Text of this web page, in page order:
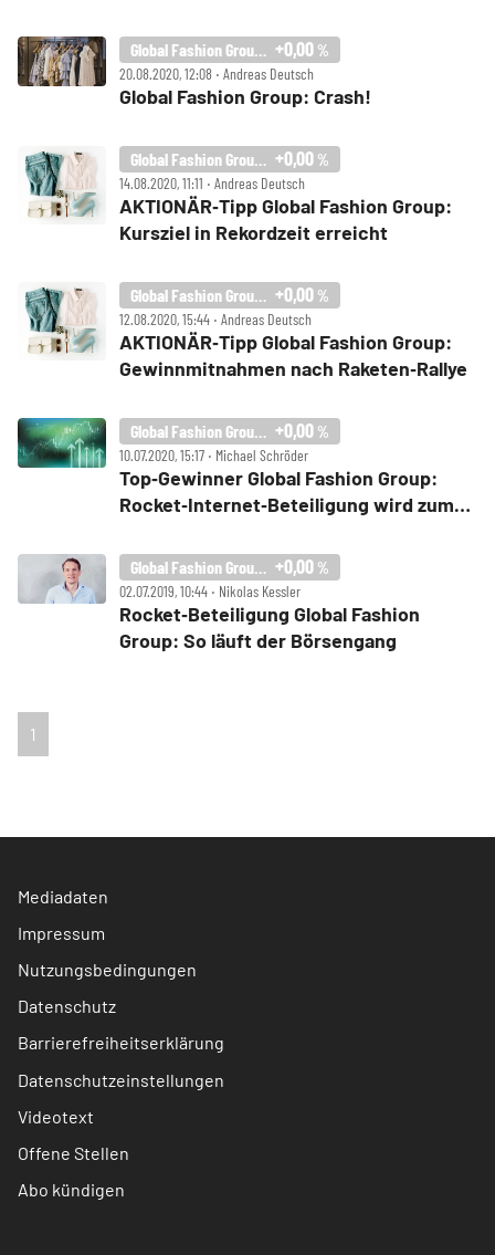
Global Fashion Group SA +0,00 %
20.08.2020, 12:08 ‧ Andreas Deutsch
Global Fashion Group: Crash!
Global Fashion Group SA +0,00 %
14.08.2020, 11:11 ‧ Andreas Deutsch
AKTIONÄR‑Tipp Global Fashion Group:
Kursziel in Rekordzeit erreicht
Global Fashion Group SA +0,00 %
12.08.2020, 15:44 ‧ Andreas Deutsch
AKTIONÄR‑Tipp Global Fashion Group:
Gewinnmitnahmen nach Raketen‑Rallye
Global Fashion Group SA +0,00 %
10.07.2020, 15:17 ‧ Michael Schröder
Top‑Gewinner Global Fashion Group:
Rocket‑Internet‑Beteiligung wird zum
Global Fashion Group SA +0,00 %
02.07.2019, 10:44 ‧ Nikolas Kessler
Rocket‑Beteiligung Global Fashion
Group: So läuft der Börsengang
1
Mediadaten
Impressum
Nutzungsbedingungen
Datenschutz
Barrierefreiheitserklärung
Datenschutzeinstellungen
Videotext
Offene Stellen
Abo kündigen